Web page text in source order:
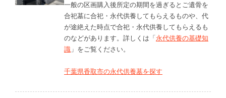
一般の区画購入後所定の期間を過ぎるとご遺骨を
合祀墓に合祀・永代供養してもらえるものや、代
が途絶えた時点で合祀・永代供養してもらえるも
のなどがあります。詳しくは「永代供養の基礎知
識 」をご覧ください。
千葉県香取市の永代供養墓を探す